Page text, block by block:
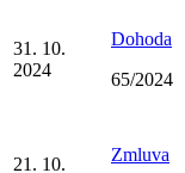
31. 10.
2024
Dohoda
65/2024
21. 10.
Zmluva